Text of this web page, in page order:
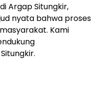
Argap Situngkir,
nyata bahwa proses
Kami